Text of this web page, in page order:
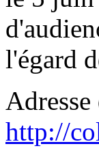
l'égard
http://